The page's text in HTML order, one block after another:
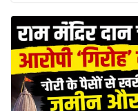
b
o
o
k